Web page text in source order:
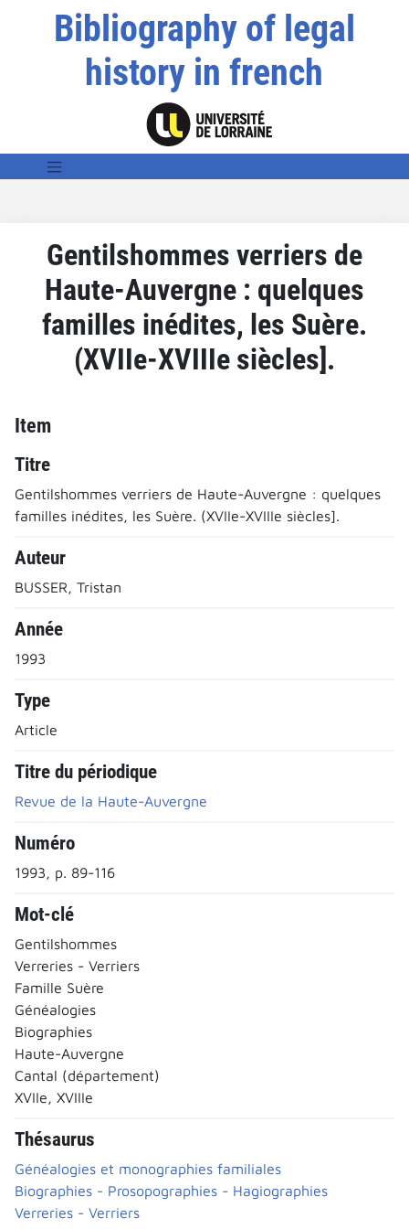
Bibliography of legal
history in french
Gentilshommes verriers de
Haute-Auvergne : quelques
familles inédites, les Suère.
(XVIIe-XVIIIe siècles].
Item
Titre
Gentilshommes verriers de Haute-Auvergne : quelques
familles inédites, les Suère. (XVIIe-XVIIIe siècles].
Auteur
BUSSER, Tristan
Année
1993
Type
Article
Titre du périodique
Revue de la Haute-Auvergne
Numéro
1993, p. 89-116
Mot-clé
Gentilshommes
Verreries - Verriers
Famille Suère
Généalogies
Biographies
Haute-Auvergne
Cantal (département)
XVIIe, XVIIIe
Thésaurus
Généalogies et monographies familiales
Biographies - Prosopographies - Hagiographies
Verreries - Verriers